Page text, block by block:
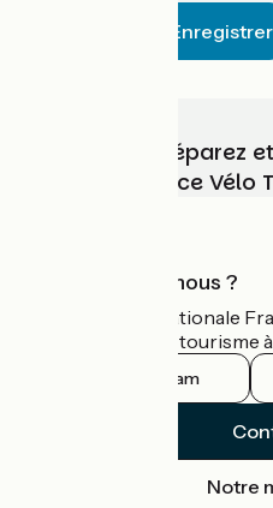
Enregistrer
Choisissez, préparez
vélo avec France Vélo
Qui sommes-nous ?
L'association nationale
guide officiel du tourisme
Instagram
Notre